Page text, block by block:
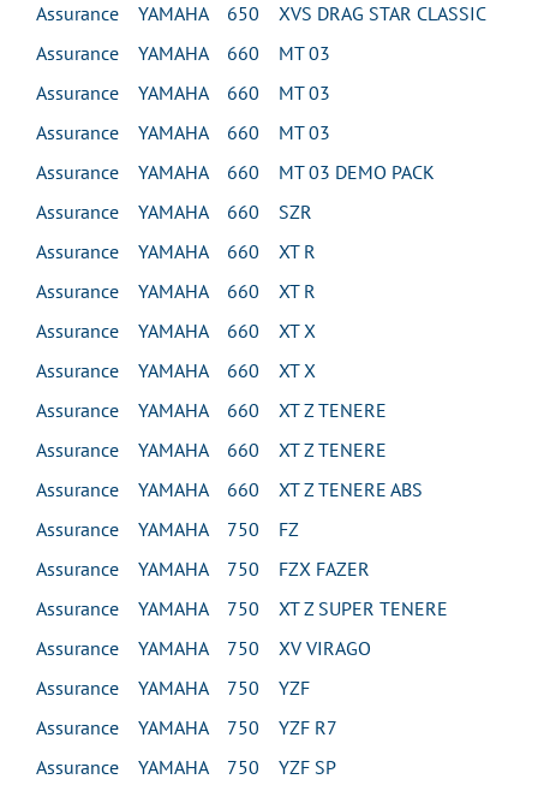
Assurance YAMAHA 650 XVS DRAG STAR CLASSIC
Assurance YAMAHA 660 MT 03
Assurance YAMAHA 660 MT 03
Assurance YAMAHA 660 MT 03
Assurance YAMAHA 660 MT 03 DEMO PACK
Assurance YAMAHA 660 SZR
Assurance YAMAHA 660 XT R
Assurance YAMAHA 660 XT R
Assurance YAMAHA 660 XT X
Assurance YAMAHA 660 XT X
Assurance YAMAHA 660 XT Z TENERE
Assurance YAMAHA 660 XT Z TENERE
Assurance YAMAHA 660 XT Z TENERE ABS
Assurance YAMAHA 750 FZ
Assurance YAMAHA 750 FZX FAZER
Assurance YAMAHA 750 XT Z SUPER TENERE
Assurance YAMAHA 750 XV VIRAGO
Assurance YAMAHA 750 YZF
Assurance YAMAHA 750 YZF R7
Assurance YAMAHA 750 YZF SP